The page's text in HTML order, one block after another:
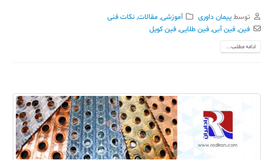
توسطپیمان داوری آموزشی,مقالات,نکات فنی
فین,فین آبی,فین طلایی,فین کویل
ادامه مطلب...